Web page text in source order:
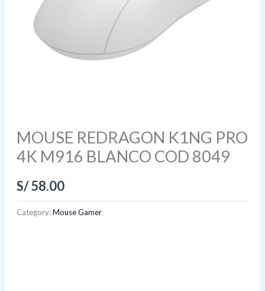
MOUSE REDRAGON K1NG PRO
4K M916 BLANCO COD 8049
S/58.00
Category:Mouse Gamer